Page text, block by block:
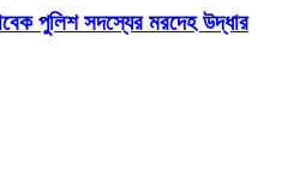
পুলিশ সদস্যের মরদেহ উদ্ধার